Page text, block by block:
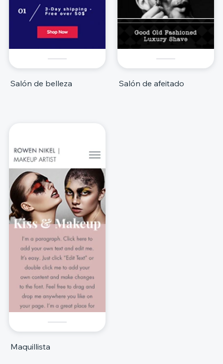
Salón de belleza Salón de afeitado
Maquillista